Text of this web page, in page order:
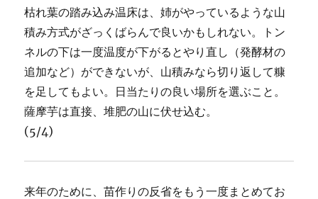
枯れ葉の踏み込み温床は、姉がやっているような山
積み方式がざっくばらんで良いかもしれない。トン
ネルの下は一度温度が下がるとやり直し（発酵材の
追加など）ができないが、山積みなら切り返して糠
を足してもよい。日当たりの良い場所を選ぶこと。
薩摩芋は直接、堆肥の山に伏せ込む。
(5/4)
来年のために、苗作りの反省をもう一度まとめてお